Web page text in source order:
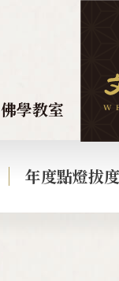
年度點燈拔
佛學教室